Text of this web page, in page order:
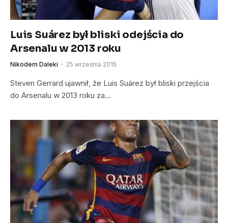
Luis Suárez był bliski odejścia do
Arsenalu w 2013 roku
Nikodem Daleki 25 września 2015
Steven Gerrard ujawnił, że Luis Suárez był bliski przejścia
do Arsenalu w 2013 roku za…